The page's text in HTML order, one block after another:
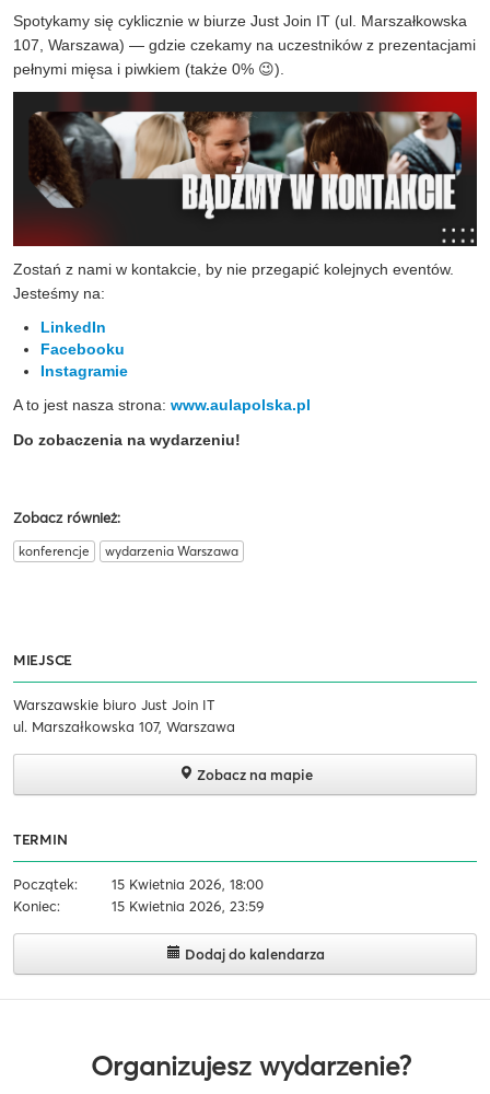
Spotykamy się cyklicznie w biurze Just Join IT (ul. Marszałkowska
107, Warszawa) — gdzie czekamy na uczestników z prezentacjami
pełnymi mięsa i piwkiem (także 0% 😉).
Zostań z nami w kontakcie, by nie przegapić kolejnych eventów.
Jesteśmy na:
LinkedIn
Facebooku
Instagramie
A to jest nasza strona: www.aulapolska.pl
Do zobaczenia na wydarzeniu!
Zobacz również:
konferencje wydarzenia Warszawa
MIEJSCE
Warszawskie biuro Just Join IT
ul. Marszałkowska 107, Warszawa
Zobacz na mapie
TERMIN
Początek:
15 Kwietnia 2026, 18:00
Koniec:
15 Kwietnia 2026, 23:59
Dodaj do kalendarza
Organizujesz wydarzenie?